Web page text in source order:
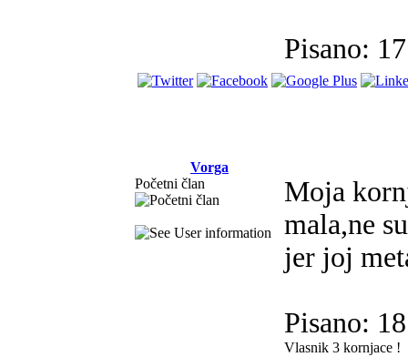
Pisano:
Vorga
Početni član
Moja
mala,ne
jer joj
Pisano:
Vlasnik 3 kornjace !